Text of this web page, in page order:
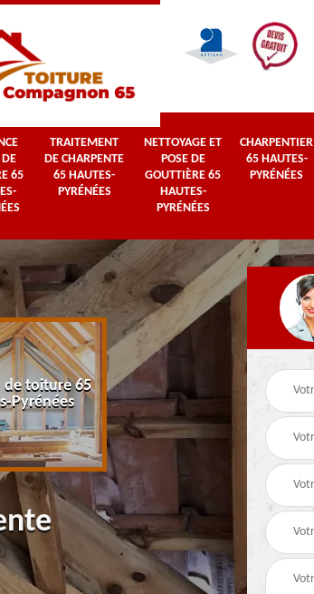
65
TRAITEMENT
DE CHARPENTE
65 HAUTES-
PYRÉNÉES
NETTOYAGE ET
POSE DE
GOUTTIÈRE 65
HAUTES-
PYRÉNÉES
CHARPENTIER
65 HAUTES-
PYRÉNÉES
toiture 65
Pyrénées
Couvreur 65 Hautes-
Pyrénées